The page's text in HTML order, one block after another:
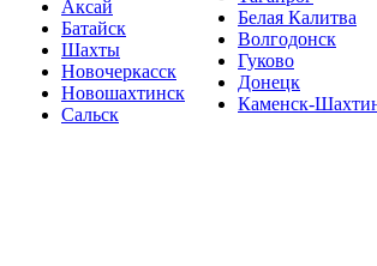
Аксай
Батайск
Шахты
Новочеркасск
Новошахтинск
Сальск
Белая Калитва
Волгодонск
Гуково
Донецк
Каменск-